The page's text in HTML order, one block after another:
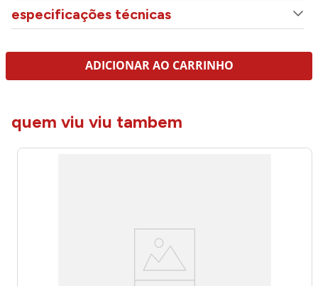
especificações técnicas
ADICIONAR AO CARRINHO
quem viu viu tambem